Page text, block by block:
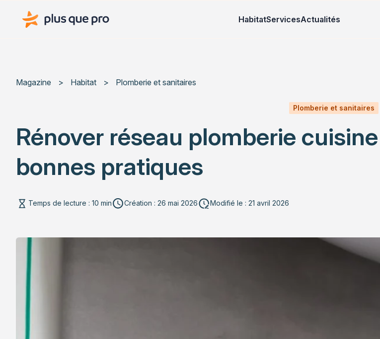
Plus que pro Mag'
HabitatServicesActualités
Magazine > Habitat > Plomberie et sanitaires
Plomberie et sanitaires
Rénover réseau plomberie
bonnes pratiques
Temps de lecture : 10 min Création : 26 mai 2026 Modifié le : 21 avril 2026